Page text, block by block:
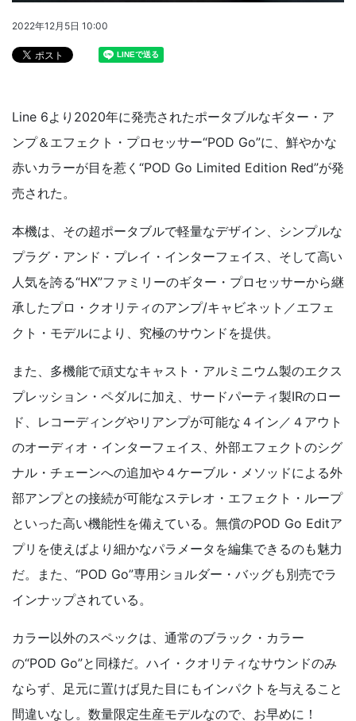
2022年12月5日 10:00
Line 6より2020年に発売されたポータブルなギター・ア
ンプ＆エフェクト・プロセッサー“POD Go”に、鮮やかな
赤いカラーが目を惹く“POD Go Limited Edition Red”が発
売された。
本機は、その超ポータブルで軽量なデザイン、シンプルな
プラグ・アンド・プレイ・インターフェイス、そして高い
人気を誇る“HX”ファミリーのギター・プロセッサーから継
承したプロ・クオリティのアンプ/キャビネット／エフェ
クト・モデルにより、究極のサウンドを提供。
また、多機能で頑丈なキャスト・アルミニウム製のエクス
プレッション・ペダルに加え、サードパーティ製IRのロー
ド、レコーディングやリアンプが可能な４イン／４アウト
のオーディオ・インターフェイス、外部エフェクトのシグ
ナル・チェーンへの追加や４ケーブル・メソッドによる外
部アンプとの接続が可能なステレオ・エフェクト・ループ
といった高い機能性を備えている。無償のPOD Go Editア
プリを使えばより細かなパラメータを編集できるのも魅力
だ。また、“POD Go”専用ショルダー・バッグも別売でラ
インナップされている。
カラー以外のスペックは、通常のブラック・カラー
の“POD Go”と同様だ。ハイ・クオリティなサウンドのみ
ならず、足元に置けば見た目にもインパクトを与えること
間違いなし。数量限定生産モデルなので、お早めに！